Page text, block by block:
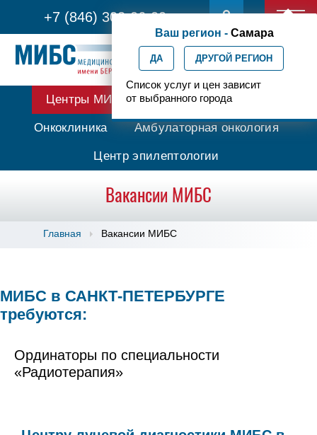
+7 (846) 302-06-00
Ваш регион - Самара
ДА ДРУГОЙ РЕГИОН
Список услуг и цен зависит
от выбранного города
Центры МИБС Протонная терапия
Онкоклиника Амбулаторная онкология
Центр эпилептологии
Вакансии МИБС
Главная Вакансии МИБС
МИБС в САНКТ-ПЕТЕРБУРГЕ
требуются:
Ординаторы по специальности
«Радиотерапия»